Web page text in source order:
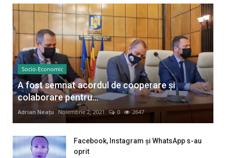
Socio-Economic
A fost semnat acordul de cooperare și
colaborare pentru...
Adrian Neațu Noiembrie 2, 2021 0 2647
Facebook, Instagram și WhatsApp s-au
oprit